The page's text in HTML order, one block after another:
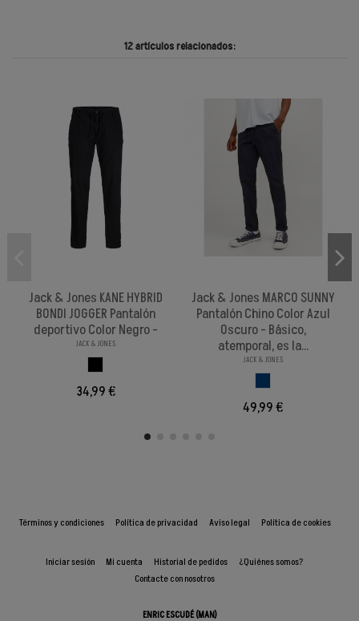
12 artículos relacionados:
Jack & Jones KANE HYBRID
BONDI JOGGER Pantalón
deportivo Color Negro -
JACK & JONES
34,99 €
Jack & Jones MARCO SUNNY
Pantalón Chino Color Azul
Oscuro - Básico,
atemporal, es la...
JACK & JONES
49,99 €
Términos y condiciones Política de privacidad Aviso legal Política de cookies
Iniciar sesión Mi cuenta Historial de pedidos
¿Quiénes somos?
Contacte con nosotros
ENRIC ESCUDÉ (MAN)